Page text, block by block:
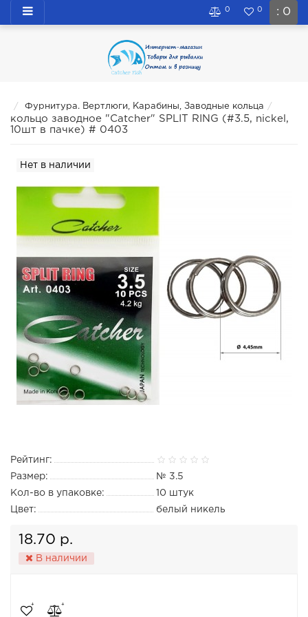
: 0
0 0
Фурнитура. Вертлюги, Карабины, Заводные кольца
кольцо заводное "Catcher" SPLIT RING (#3.5, nickel,
10шт в пачке) # 0403
Нет в наличии
Рейтинг:
Размер:
№ 3.5
Кол-во в упаковке:
10 штук
Цвет:
белый никель
18.70 р.
В наличии